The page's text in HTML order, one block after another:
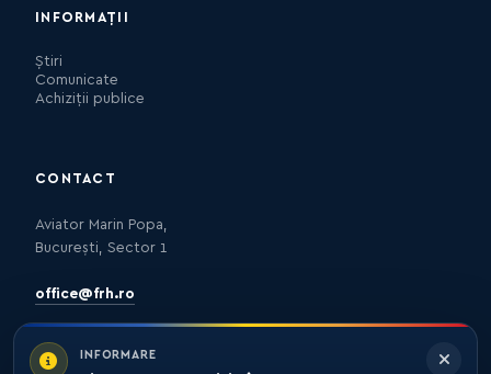
INFORMARE
INFORMAȚII
Știri
Comunicate
Achiziții publice
CONTACT
Aviator Marin Popa,
București, Sector 1
office@frh.ro